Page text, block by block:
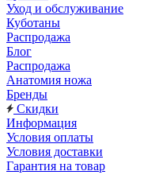
Уход и обслуживание
Куботаны
Распродажа
Блог
Распродажа
Анатомия ножа
Бренды
Скидки
Информация
Условия оплаты
Условия доставки
Гарантия на товар